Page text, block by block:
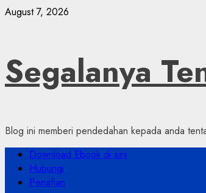
Skip
August 7, 2026
Segalanya
Blog ini memberi pendedahan kepada anda
Primary
Menu
Download Ebook di sini
Hubungi
Penafian